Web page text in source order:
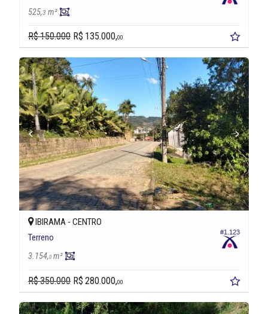
525,3 m²
R$ 150.000 R$ 135.000,00
#1.123
IBIRAMA - CENTRO
Terreno
3.154,0 m²
R$ 350.000 R$ 280.000,00